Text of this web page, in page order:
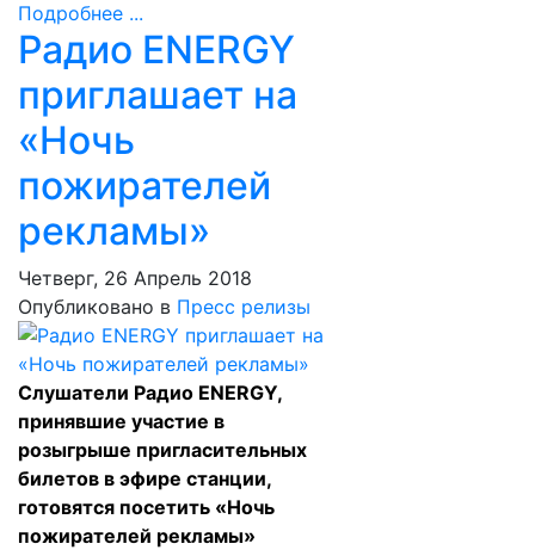
Подробнее ...
Радио ENERGY
приглашает на
«Ночь
пожирателей
рекламы»
Четверг, 26 Апрель 2018
Опубликовано в Пресс релизы
Слушатели Радио ENERGY,
принявшие участие в
розыгрыше пригласительных
билетов в эфире станции,
готовятся посетить «Ночь
пожирателей рекламы»